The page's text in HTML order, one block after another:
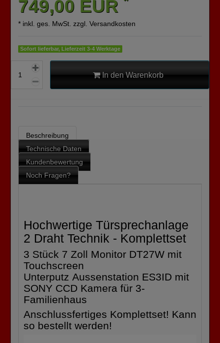
749,00 EUR
* inkl. ges. MwSt. zzgl. Versandkosten
Sofort lieferbar, Lieferzeit 3-4 Werktage
In den Warenkorb
Beschreibung
Technische Daten
Kundenbewertung
Noch Fragen?
Hochwertige Türsprechanlage
2 Draht Technik - Komplettset
3 Stück 7 Zoll Monitor DT27W mit
Touchscreen
Unterputz Aussenstation ES3ID mit
SONY CCD Kamera für 3-
Familienhaus
Anschlussfertiges Komplettset! Kann
so bestellt werden!